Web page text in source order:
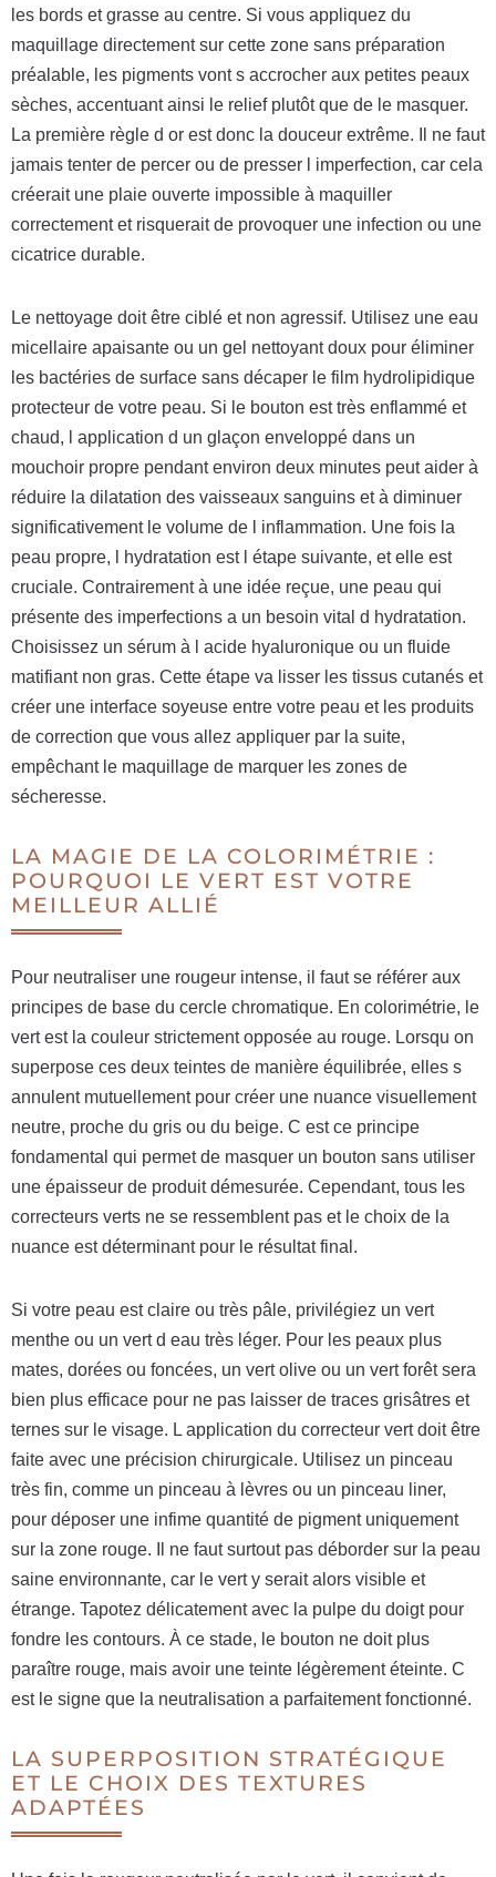
les bords et grasse au centre. Si vous appliquez du
maquillage directement sur cette zone sans préparation
préalable, les pigments vont s accrocher aux petites peaux
sèches, accentuant ainsi le relief plutôt que de le masquer.
La première règle d or est donc la douceur extrême. Il ne faut
jamais tenter de percer ou de presser l imperfection, car cela
créerait une plaie ouverte impossible à maquiller
correctement et risquerait de provoquer une infection ou une
cicatrice durable.
Le nettoyage doit être ciblé et non agressif. Utilisez une eau
micellaire apaisante ou un gel nettoyant doux pour éliminer
les bactéries de surface sans décaper le film hydrolipidique
protecteur de votre peau. Si le bouton est très enflammé et
chaud, l application d un glaçon enveloppé dans un
mouchoir propre pendant environ deux minutes peut aider à
réduire la dilatation des vaisseaux sanguins et à diminuer
significativement le volume de l inflammation. Une fois la
peau propre, l hydratation est l étape suivante, et elle est
cruciale. Contrairement à une idée reçue, une peau qui
présente des imperfections a un besoin vital d hydratation.
Choisissez un sérum à l acide hyaluronique ou un fluide
matifiant non gras. Cette étape va lisser les tissus cutanés et
créer une interface soyeuse entre votre peau et les produits
de correction que vous allez appliquer par la suite,
empêchant le maquillage de marquer les zones de
sécheresse.
LA MAGIE DE LA COLORIMÉTRIE :
POURQUOI LE VERT EST VOTRE
MEILLEUR ALLIÉ
Pour neutraliser une rougeur intense, il faut se référer aux
principes de base du cercle chromatique. En colorimétrie, le
vert est la couleur strictement opposée au rouge. Lorsqu on
superpose ces deux teintes de manière équilibrée, elles s
annulent mutuellement pour créer une nuance visuellement
neutre, proche du gris ou du beige. C est ce principe
fondamental qui permet de masquer un bouton sans utiliser
une épaisseur de produit démesurée. Cependant, tous les
correcteurs verts ne se ressemblent pas et le choix de la
nuance est déterminant pour le résultat final.
Si votre peau est claire ou très pâle, privilégiez un vert
menthe ou un vert d eau très léger. Pour les peaux plus
mates, dorées ou foncées, un vert olive ou un vert forêt sera
bien plus efficace pour ne pas laisser de traces grisâtres et
ternes sur le visage. L application du correcteur vert doit être
faite avec une précision chirurgicale. Utilisez un pinceau
très fin, comme un pinceau à lèvres ou un pinceau liner,
pour déposer une infime quantité de pigment uniquement
sur la zone rouge. Il ne faut surtout pas déborder sur la peau
saine environnante, car le vert y serait alors visible et
étrange. Tapotez délicatement avec la pulpe du doigt pour
fondre les contours. À ce stade, le bouton ne doit plus
paraître rouge, mais avoir une teinte légèrement éteinte. C
est le signe que la neutralisation a parfaitement fonctionné.
LA SUPERPOSITION STRATÉGIQUE
ET LE CHOIX DES TEXTURES
ADAPTÉES